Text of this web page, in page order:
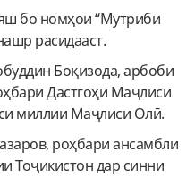
бо номҳои “Мутриби
расидааст.
Боқизода, арбоби
Дастгоҳи Маҷлиси
миллии Маҷлиси Олӣ.
роҳбари ансамбли
Тоҷикистон дар синни